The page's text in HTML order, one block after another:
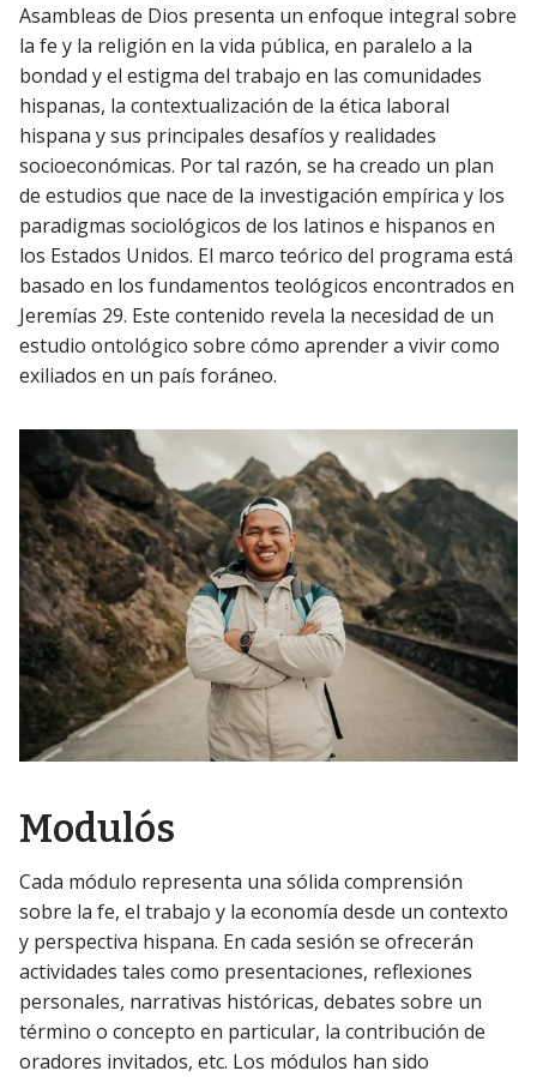
Asambleas de Dios presenta un enfoque integral sobre
la fe y la religión en la vida pública, en paralelo a la
bondad y el estigma del trabajo en las comunidades
hispanas, la contextualización de la ética laboral
hispana y sus principales desafíos y realidades
socioeconómicas. Por tal razón, se ha creado un plan
de estudios que nace de la investigación empírica y los
paradigmas sociológicos de los latinos e hispanos en
los Estados Unidos. El marco teórico del programa está
basado en los fundamentos teológicos encontrados en
Jeremías 29. Este contenido revela la necesidad de un
estudio ontológico sobre cómo aprender a vivir como
exiliados en un país foráneo.
Modulós
Cada módulo representa una sólida comprensión
sobre la fe, el trabajo y la economía desde un contexto
y perspectiva hispana. En cada sesión se ofrecerán
actividades tales como presentaciones, reflexiones
personales, narrativas históricas, debates sobre un
término o concepto en particular, la contribución de
oradores invitados, etc. Los módulos han sido